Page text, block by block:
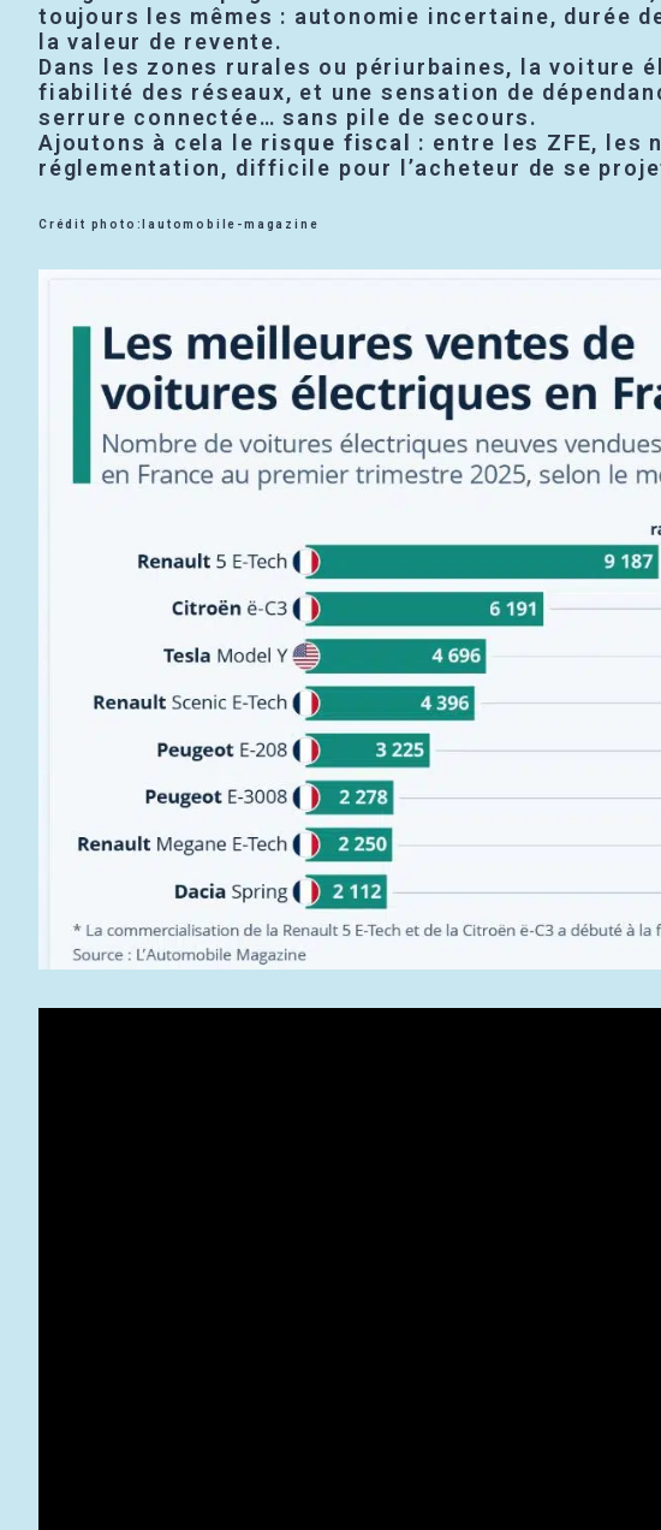
toujours les mêmes : autonomie incertaine, durée
la valeur de revente.
Dans les zones rurales ou périurbaines, la voiture
fiabilité des réseaux, et une sensation de
serrure connectée… sans pile de secours.
Ajoutons à cela le risque fiscal : entre les ZFE, les
réglementation, difficile pour l’acheteur de se
Crédit photo:lautomobile-magazine